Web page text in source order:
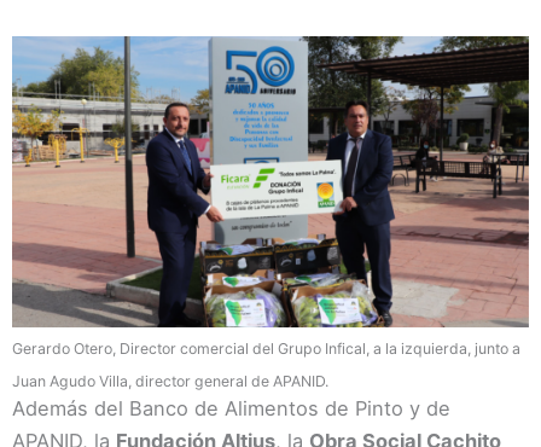
Gerardo Otero, Director comercial del Grupo Infical, a la izquierda, junto a
Juan Agudo Villa, director general de APANID.
Además del Banco de Alimentos de Pinto y de
APANID, la Fundación Altius, la Obra Social Cachito